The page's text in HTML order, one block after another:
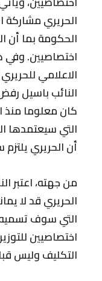
الحريري مشاركة
الحكومة بما
اختصاصيين. وفي
الاعلامي
النائب باسيل
كان معلوما منذ
التي سيعتمدها
أن الحريري
من جهته، اعتبر
الحريري قد لا
التي سوف
اختصاصيين
التكليف وليس